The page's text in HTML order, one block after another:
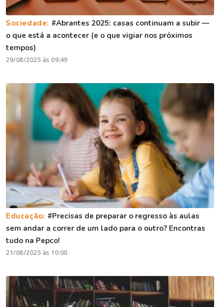
Sociedade: #Abrantes 2025: casas continuam a subir —
o que está a acontecer (e o que vigiar nos próximos
tempos)
29/08/2025 às 09:49
Educação:#Precisas de preparar o regresso às aulas
sem andar a correr de um lado para o outro? Encontras
tudo na Pepco!
21/08/2025 às 10:00